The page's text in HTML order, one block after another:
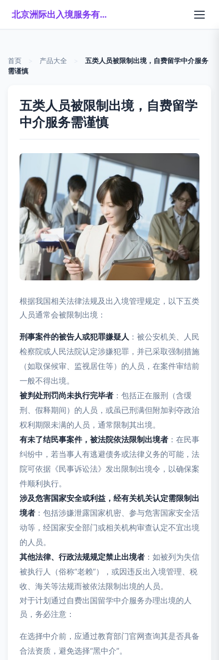
北京洲际出入境服务有限公司
首页 产品大全
五类人员被限制出境，自费留学中介服务
需谨慎
五类人员被限制出境，自费留学
中介服务需谨慎
根据我国相关法律法规及出入境管理规定，以下五类
人员通常会被限制出境：
刑事案件的被告人或犯罪嫌疑人 ：被公安机关、人民
检察院或人民法院认定涉嫌犯罪，并已采取强制措施
（如取保候审、监视居住等）的人员，在案件审结前
一般不得出境。
被判处刑罚尚未执行完毕者 ：包括正在服刑（含缓
刑、假释期间）的人员，或虽已刑满但附加剥夺政治
权利期限未满的人员，通常限制其出境。
有未了结民事案件，被法院依法限制出境者 ：在民事
纠纷中，若当事人有逃避债务或法律义务的可能，法
院可依据《民事诉讼法》发出限制出境令，以确保案
件顺利执行。
涉及危害国家安全或利益，经有关机关认定需限制出
境者 ：包括涉嫌泄露国家机密、参与危害国家安全活
动等，经国家安全部门或相关机构审查认定不宜出境
的人员。
其他法律、行政法规规定禁止出境者 ：如被列为失信
被执行人（俗称“老赖”），或因违反出入境管理、税
收、海关等法规而被依法限制出境的人员。
对于计划通过自费出国留学中介服务办理出境的人
员，务必注意：
在选择中介前，应通过教育部门官网查询其是否具备
合法资质，避免选择“黑中介”。